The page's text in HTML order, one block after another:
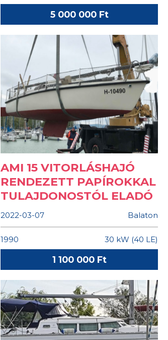
5 000 000 Ft
AMI 15 VITORLÁSHAJÓ
RENDEZETT PAPÍROKKAL
TULAJDONOSTÓL ELADÓ
2022-03-07 Balaton
1990 30 kW (40 LE)
1 100 000 Ft